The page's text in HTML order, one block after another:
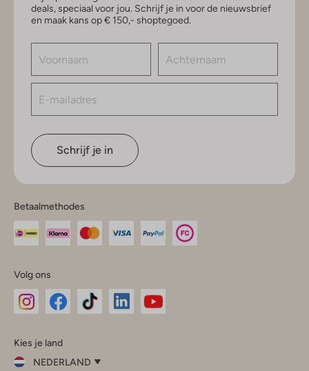
deals, speciaal voor jou. Schrijf je in voor de nieuwsbrief
en maak kans op € 150,- shoptegoed.
Schrijf je in
Betaalmethodes
Volg ons
InstagramFacebook
Kies je land
NEDERLAND